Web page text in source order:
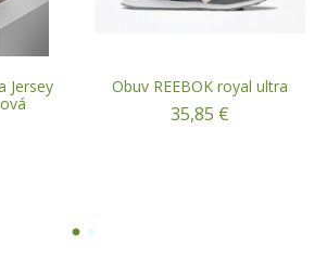
Jersey
Obuv REEBOK royal ultra
35,85 €
1